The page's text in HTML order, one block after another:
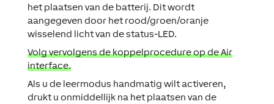
het plaatsen van de batterij. Dit wordt
aangegeven door het rood/groen/oranje
wisselend licht van de status-LED.
Volg vervolgens de koppelprocedure op de Air
interface.
Als u de leermodus handmatig wilt activeren,
drukt u onmiddellijk na het plaatsen van de